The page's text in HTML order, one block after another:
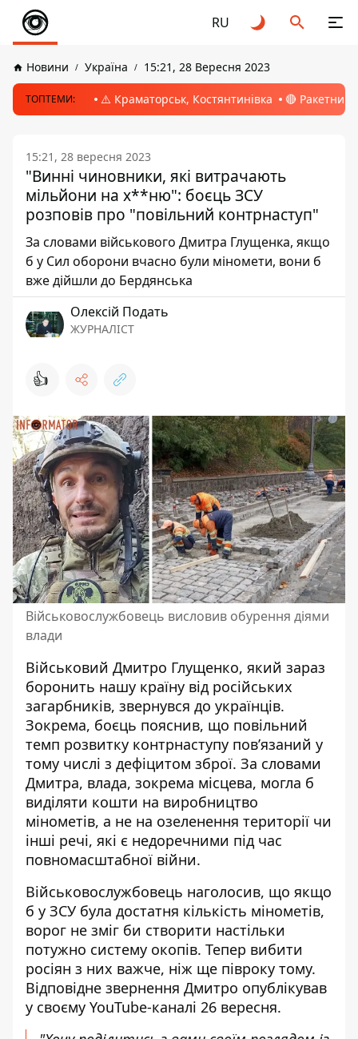
RU
Новини Україна 15:21, 28 Вересня 2023
ТОПТЕМИ: ⚠️ Краматорськ, Костянтинівка 🔴 Ракетний
15:21, 28 вересня 2023
"Винні чиновники, які витрачають
мільйони на х**ню": боєць ЗСУ
розповів про "повільний контрнаступ"
За словами військового Дмитра Глущенка, якщо
б у Сил оборони вчасно були міномети, вони б
вже дійшли до Бердянська
Олексій Подать
ЖУРНАЛІСТ
👍
Військовослужбовець висловив обурення діями
влади
Військовий Дмитро Глущенко, який зараз
боронить нашу країну від російських
загарбників, звернувся до українців.
Зокрема, боєць пояснив, що повільний
темп розвитку контрнаступу повʼязаний у
тому числі з дефіцитом зброї. За словами
Дмитра, влада, зокрема місцева, могла б
виділяти кошти на виробництво
мінометів, а не на озеленення території чи
інші речі, які є недоречними під час
повномасштабної війни.
Військовослужбовець наголосив, що якщо
б у ЗСУ була достатня кількість мінометів,
ворог не зміг би створити настільки
потужно систему окопів. Тепер вибити
росіян з них важче, ніж ще півроку тому.
Відповідне звернення Дмитро опублікував
у своєму YouTube-каналі 26 вересня.